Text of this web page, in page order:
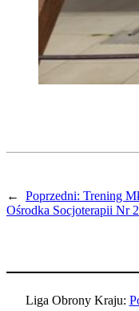
← Poprzedni: Trening
Ośrodka Socjoterapii Nr 2
Liga Obrony Kraju: